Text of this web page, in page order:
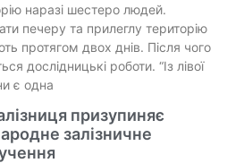
наразі шестеро людей.
печеру та прилеглу територію
протягом двох днів. Після чого
дослідницькі роботи. “Із лівої
є одна
призупиняє
залізничне